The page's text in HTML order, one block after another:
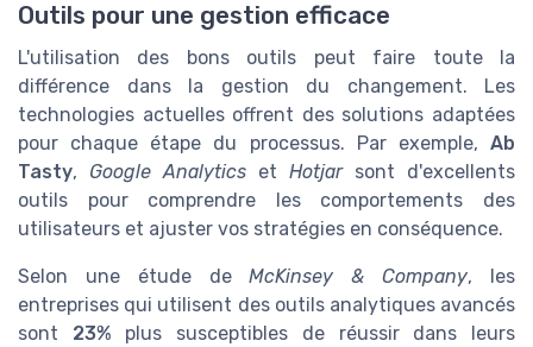
Outils pour une gestion efficace
L'utilisation des bons outils peut faire toute la
différence dans la gestion du changement. Les
technologies actuelles offrent des solutions adaptées
pour chaque étape du processus. Par exemple, Ab
Tasty, Google Analytics et Hotjarsont d'excellents
outils pour comprendre les comportements des
utilisateurs et ajuster vos stratégies en conséquence.
Selon une étude deMcKinsey & Company, les
entreprises qui utilisent des outils analytiques avancés
sont 23% plus susceptibles de réussir dans leurs